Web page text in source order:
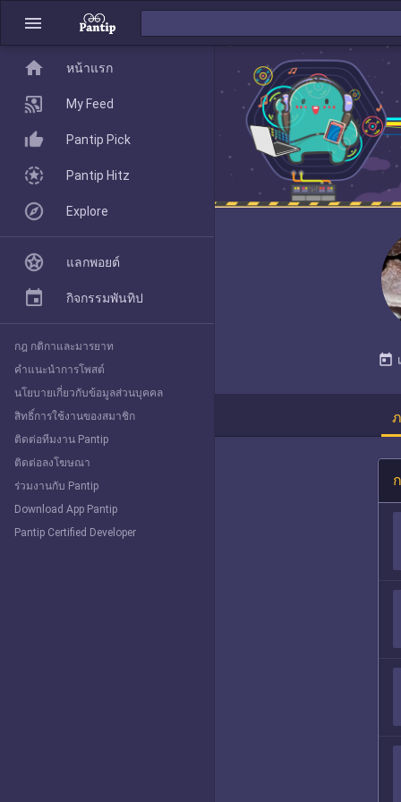
menu
today
home
Pantip Pick
Explore
home หน้าแรก
My Feed
Pantip Pick
Pantip Hitz
Explore
แลกพอยต์
กิจกรรมพันทิป
กฎ กติกาและมารยาท
คำแนะนำการโพสต์
นโยบายเกี่ยวกับข้อมูลส่วนบุคคล
สิทธิ์การใช้งานของสมาชิก
ติดต่อทีมงาน Pantip
ติดต่อลงโฆษณา
ร่วมงานกับ Pantip
Download App Pantip
Pantip Certified Developer